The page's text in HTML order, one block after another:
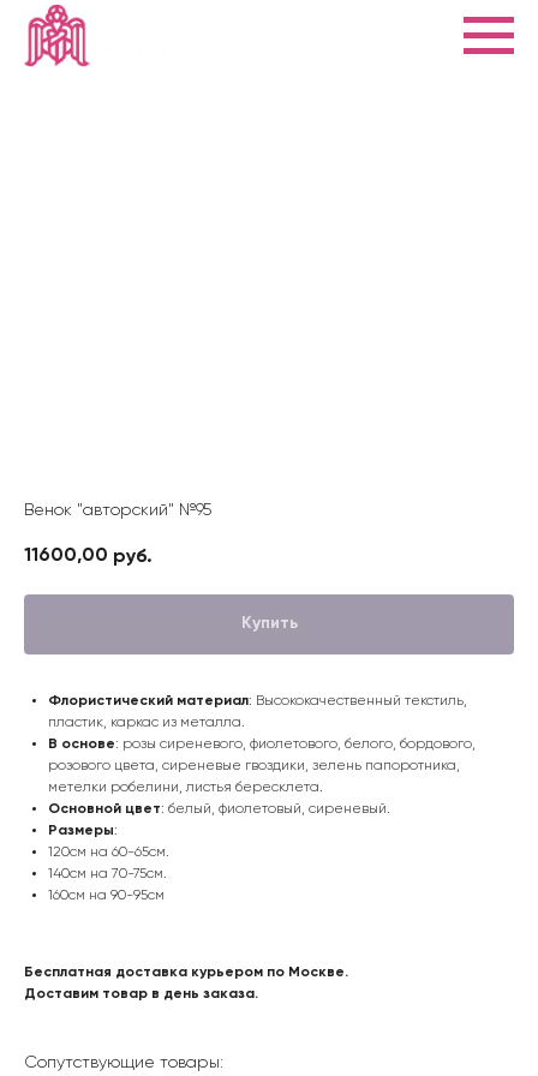
Венок "авторский" №95
11600,00 руб.
Купить
Флористический материал: Высококачественный текстиль,
пластик, каркас из металла.
В основе: розы сиреневого, фиолетового, белого, бордового,
розового цвета, сиреневые гвоздики, зелень папоротника,
метелки робелини, листья бересклета.
Основной цвет: белый, фиолетовый, сиреневый.
Размеры:
120см на 60-65см.
140см на 70-75см.
160см на 90-95см
Бесплатная доставка курьером по Москве.
Доставим товар в день заказа.
Сопутствующие товары: